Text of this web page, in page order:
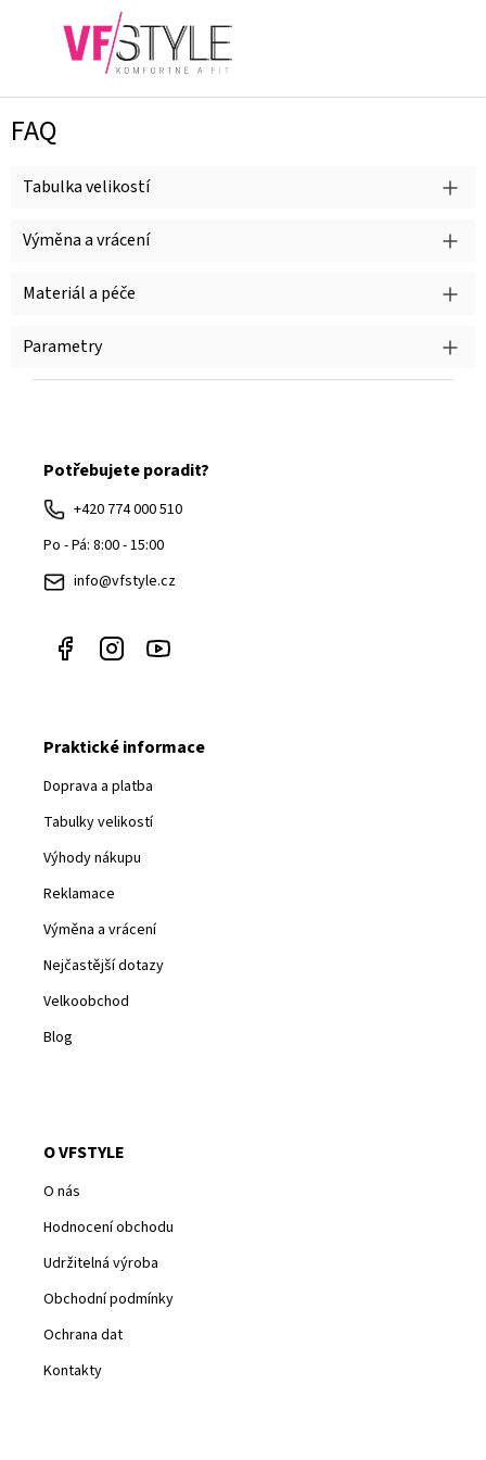
FAQ
Tabulka velikostí
Výměna a vrácení
Materiál a péče
Parametry
Potřebujete poradit?
+420 774 000 510
Po - Pá: 8:00 - 15:00
info@vfstyle.cz
Praktické informace
Doprava a platba
Tabulky velikostí
Výhody nákupu
Reklamace
Výměna a vrácení
Nejčastější dotazy
Velkoobchod
Blog
O VFSTYLE
O nás
Hodnocení obchodu
Udržitelná výroba
Obchodní podmínky
Ochrana dat
Kontakty